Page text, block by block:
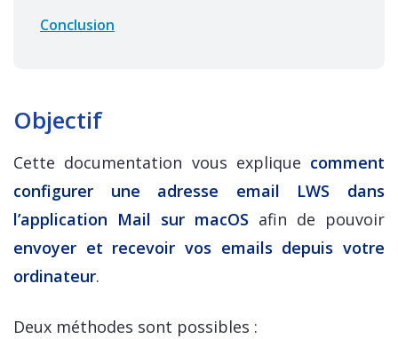
Conclusion
Objectif
Cette documentation vous explique comment
configurer une adresse email LWS dans
l’application Mail sur macOS afin de pouvoir
envoyer et recevoir vos emails depuis votre
ordinateur.
Deux méthodes sont possibles :